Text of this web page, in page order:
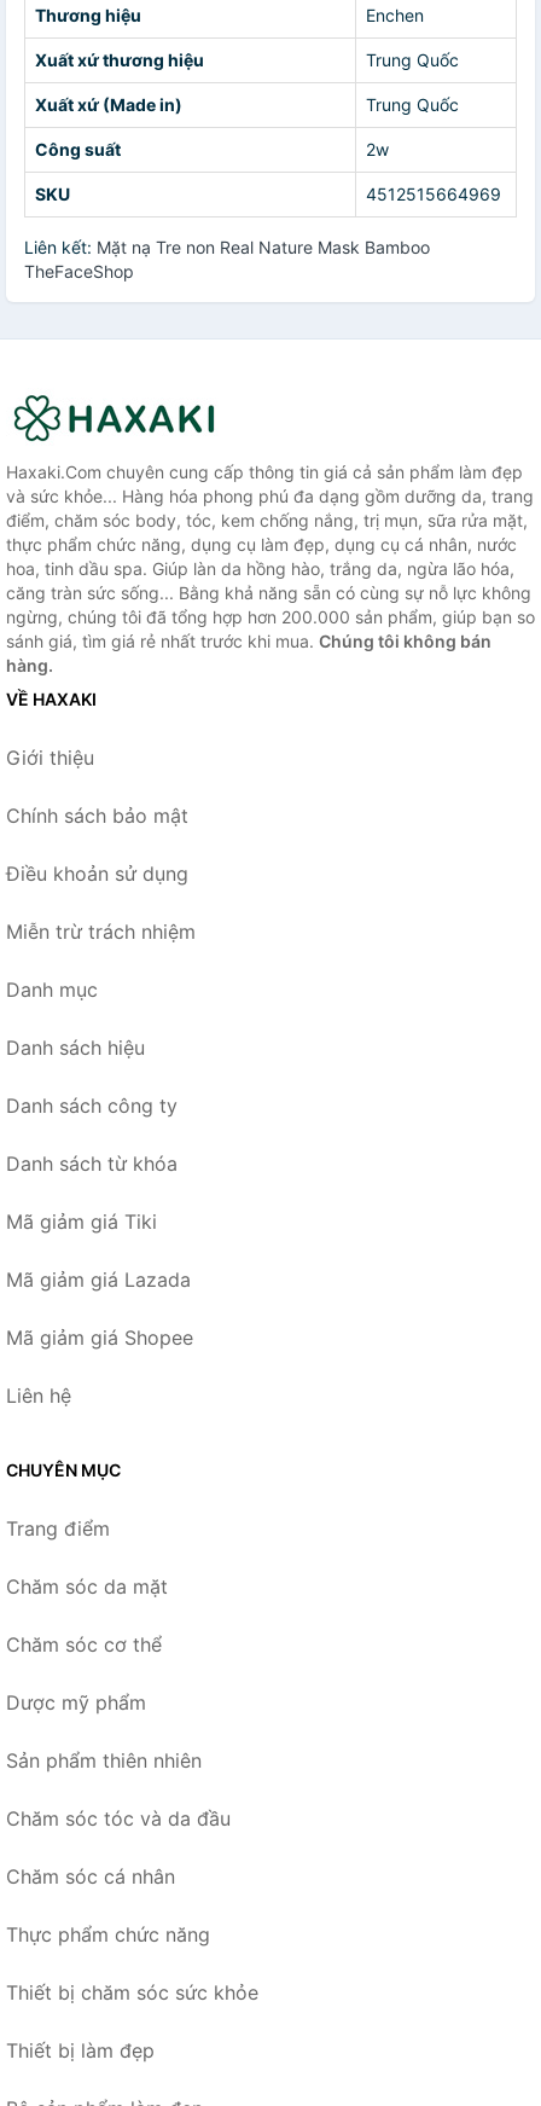
Thương hiệu Enchen
Xuất xứ thương hiệu Trung Quốc
Xuất xứ (Made in) Trung Quốc
Công suất 2w
SKU 4512515664969
Liên kết: Mặt nạ Tre non Real Nature Mask Bamboo
TheFaceShop
Haxaki.Com chuyên cung cấp thông tin giá cả sản phẩm làm đẹp
và sức khỏe... Hàng hóa phong phú đa dạng gồm dưỡng da, trang
điểm, chăm sóc body, tóc, kem chống nắng, trị mụn, sữa rửa mặt,
thực phẩm chức năng, dụng cụ làm đẹp, dụng cụ cá nhân, nước
hoa, tinh dầu spa. Giúp làn da hồng hào, trắng da, ngừa lão hóa,
căng tràn sức sống... Bằng khả năng sẵn có cùng sự nỗ lực không
ngừng, chúng tôi đã tổng hợp hơn 200.000 sản phẩm, giúp bạn so
sánh giá, tìm giá rẻ nhất trước khi mua. Chúng tôi không bán
hàng.
VỀ HAXAKI
Giới thiệu
Chính sách bảo mật
Điều khoản sử dụng
Miễn trừ trách nhiệm
Danh mục
Danh sách hiệu
Danh sách công ty
Danh sách từ khóa
Mã giảm giá Tiki
Mã giảm giá Lazada
Mã giảm giá Shopee
Liên hệ
CHUYÊN MỤC
Trang điểm
Chăm sóc da mặt
Chăm sóc cơ thể
Dược mỹ phẩm
Sản phẩm thiên nhiên
Chăm sóc tóc và da đầu
Chăm sóc cá nhân
Thực phẩm chức năng
Thiết bị chăm sóc sức khỏe
Thiết bị làm đẹp